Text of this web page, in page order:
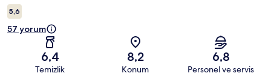
5,6
57 yorum
6,4
Temizlik
8,2
Konum
6,8
Personel ve servis